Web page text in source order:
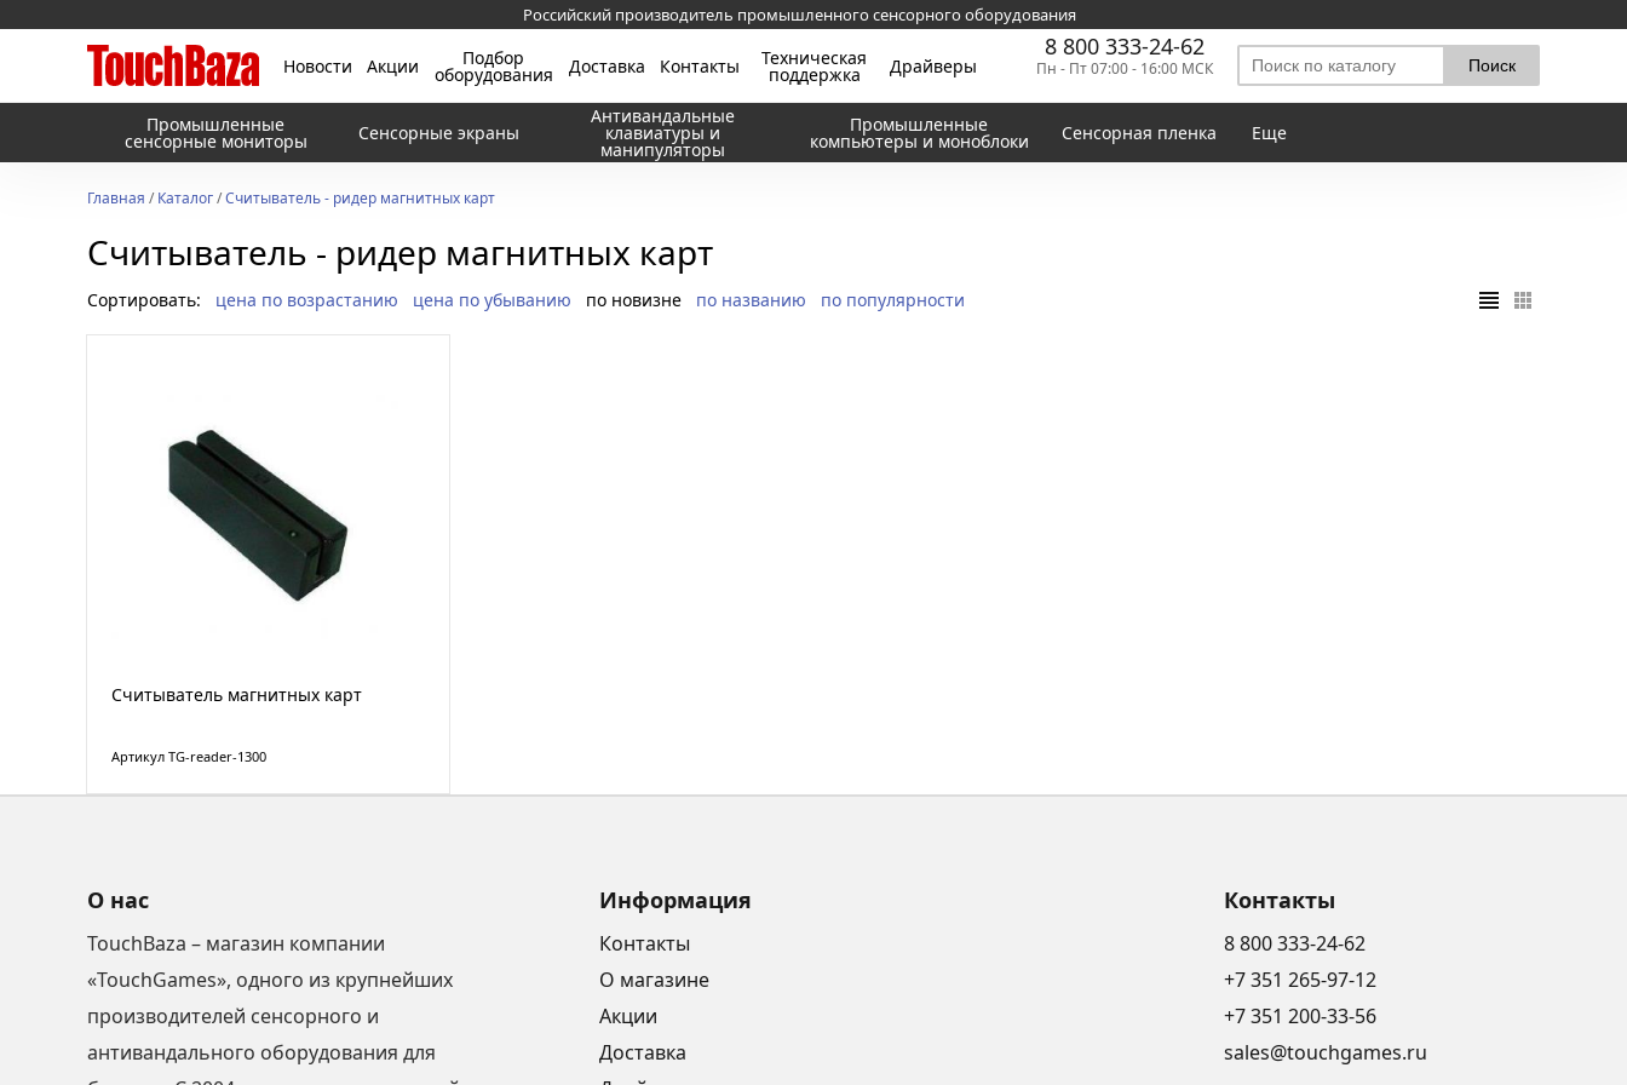
Российский производитель промышленного сенсорного оборудования
Новости Акции Подбор
оборудования Доставка Контакты Техническая
поддержка Драйверы
8 800 333-24-62
Пн - Пт 07:00 - 16:00 МСК
Промышленные
сенсорные мониторы Сенсорные экраны
Антивандальные
клавиатуры и
манипуляторы
Промышленные
компьютеры и моноблоки Сенсорная пленка Еще
Главная /Каталог/Cчитыватель - ридер магнитных карт
Cчитыватель - ридер магнитных карт
Сортировать: цена по возрастанию цена по убыванию по новизне по названию по популярности
Считыватель магнитных карт
Артикул TG-reader-1300
О нас
TouchBaza – магазин компании
«TouchGames», одного из крупнейших
производителей сенсорного и
антивандального оборудования для
Информация
Контакты
О магазине
Акции
Доставка
Контакты
8 800 333-24-62
+7 351 265-97-12
+7 351 200-33-56
sales@touchgames.ru